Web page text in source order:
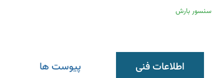
سنسور بارش
اطلاعات فنی پیوست ها